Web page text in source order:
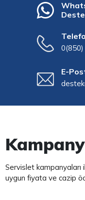
E-
Servislet kampanyaları
uygun fiyata ve cazip